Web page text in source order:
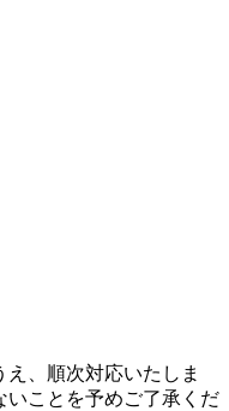
、順次対応いたしま
いことを予めご了承くだ